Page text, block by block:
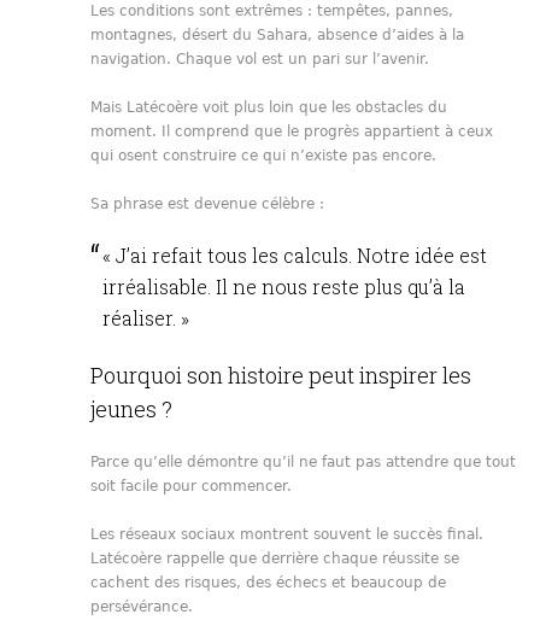
Les conditions sont extrêmes : tempêtes, pannes,
montagnes, désert du Sahara, absence d’aides à la
navigation. Chaque vol est un pari sur l’avenir.
Mais Latécoère voit plus loin que les obstacles du
moment. Il comprend que le progrès appartient à ceux
qui osent construire ce qui n’existe pas encore.
Sa phrase est devenue célèbre :
« J’ai refait tous les calculs. Notre idée est
irréalisable. Il ne nous reste plus qu’à la
réaliser. »
Pourquoi son histoire peut inspirer les
jeunes ?
Parce qu’elle démontre qu’il ne faut pas attendre que tout
soit facile pour commencer.
Les réseaux sociaux montrent souvent le succès final.
Latécoère rappelle que derrière chaque réussite se
cachent des risques, des échecs et beaucoup de
persévérance.